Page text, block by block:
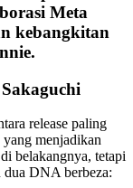
Meta
kebangkitan
release paling
menjadikan
belakangnya, tetapi
dua DNA berbeza: